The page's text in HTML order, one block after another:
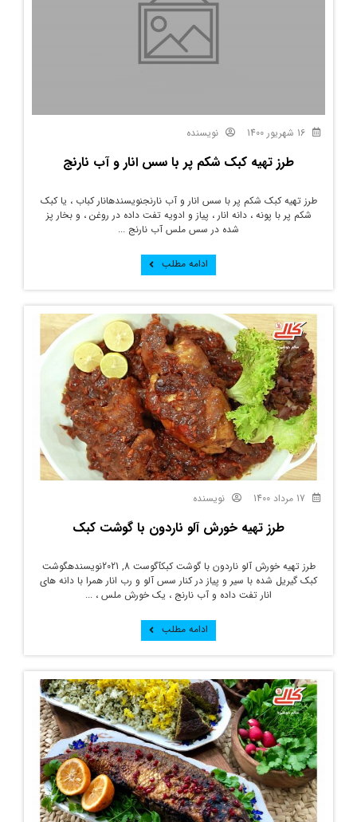
نویسنده
طرز تهیه کبک شکم پر با سس انار و آب نارنج
طرز تهیه کبک شکم پر با سس انار و آب نارنجنویسندهانار کباب ، یا کبک
شکم پر با پونه ، دانه انار ، پیاز و ادویه تفت داده در روغن ، و بخار پز
شده در سس ملس آب نارنج ...
ادامه مطلب
نویسنده
طرز تهیه خورش آلو ناردون با گوشت کبک
طرز تهیه خورش آلو ناردون با گوشت کبکآگوست 8, 2021نویسندهگوشت
کبک گیریل شده با سیر و پیاز در کنار سس آلو و رب انار همرا با دانه های
انار تفت داده و آب نارنج ، یک خورش ملس ، ...
ادامه مطلب